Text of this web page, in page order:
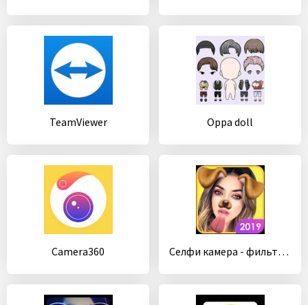
TeamViewer Oppa doll
Camera360 Cелфи камера - фильтр, редактор фото, фото эффекты